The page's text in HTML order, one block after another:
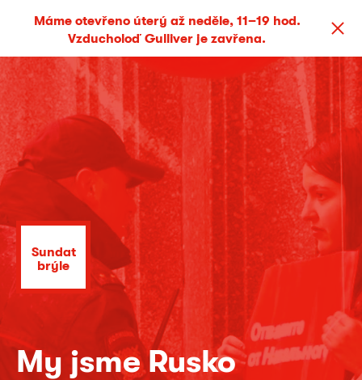
Máme otevřeno úterý až neděle, 11–19 hod.
Vzducholoď Gulliver je zavřena.
Sundat
brýle
My jsme Rusko